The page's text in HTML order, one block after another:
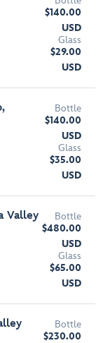
$140.00
USD
Glass
$29.00
USD
Bottle
$140.00
USD
Glass
$35.00
USD
Valley
Bottle
$480.00
USD
Glass
$65.00
USD
Bottle
$230.00